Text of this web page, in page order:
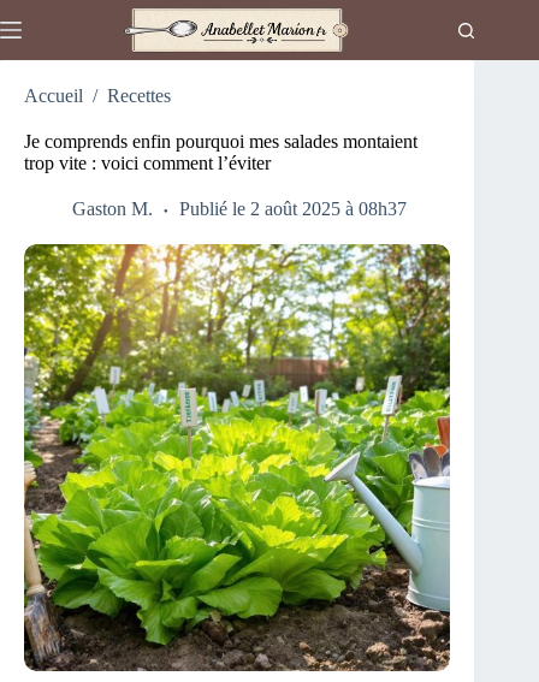
au
Accueil / Recettes
Je comprends enfin pourquoi mes salades montaient
trop vite : voici comment l’éviter
Gaston M. Publié le 2 août 2025 à 08h37